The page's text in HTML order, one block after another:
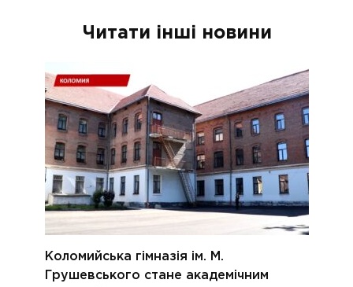
Читати інші новини
Коломийська гімназія ім. М.
Грушевського стане академічним